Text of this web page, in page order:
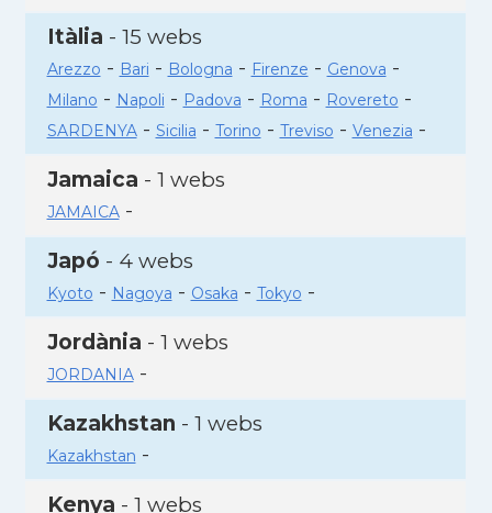
Itàlia - 15 webs
Arezzo - Bari - Bologna - Firenze - Genova -
Milano - Napoli - Padova - Roma - Rovereto -
SARDENYA- Sicilia - Torino - Treviso - Venezia -
Jamaica - 1 webs
JAMAICA-
Japó - 4 webs
Kyoto - Nagoya - Osaka - Tokyo -
Jordània - 1 webs
JORDANIA-
Kazakhstan - 1 webs
Kazakhstan -
Kenya - 1 webs